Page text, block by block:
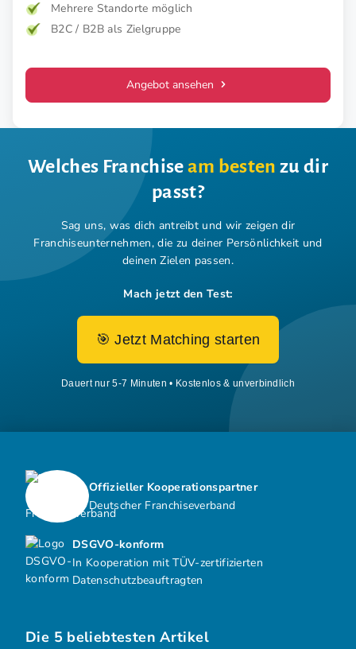
Mehrere Standorte möglich
B2C / B2B als Zielgruppe
Angebot ansehen
Welches Franchiseam besten zu dir
passt?
Sag uns, was dich antreibt und wir zeigen dir
Franchiseunternehmen, die zu deiner Persönlichkeit und
deinen Zielen passen.
Mach jetzt den Test:
🎯 Jetzt Matching starten
Dauert nur 5-7 Minuten • Kostenlos & unverbindlich
DSGVO-konform
In Kooperation mit TÜV-zertifizierten
Datenschutzbeauftragten
Offizieller Kooperationspartner
Deutscher Franchiseverband
Die 5 beliebtesten Artikel